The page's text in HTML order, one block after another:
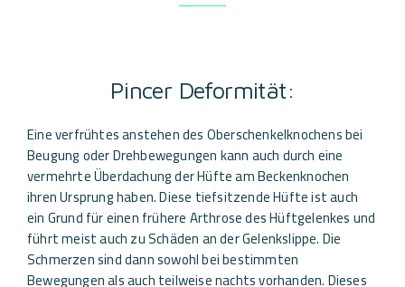
Pincer Deformität:
Eine verfrühtes anstehen des Oberschenkelknochens bei
Beugung oder Drehbewegungen kann auch durch eine
vermehrte Überdachung der Hüfte am Beckenknochen
ihren Ursprung haben. Diese tiefsitzende Hüfte ist auch
ein Grund für einen frühere Arthrose des Hüftgelenkes und
führt meist auch zu Schäden an der Gelenkslippe. Die
Schmerzen sind dann sowohl bei bestimmten
Bewegungen als auch teilweise nachts vorhanden. Dieses